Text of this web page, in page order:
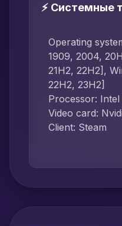
⚡ Системные
Operating
1909, 2004,
21H2, 22H2],
22H2, 23H2]
Processor: Intel
Video card:
Client: Steam